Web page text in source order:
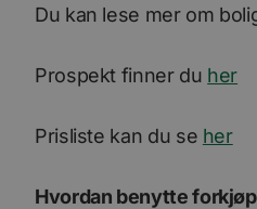
Du kan lese mer om
Prospekt finner du her
Prisliste kan du se her
Hvordan benytte